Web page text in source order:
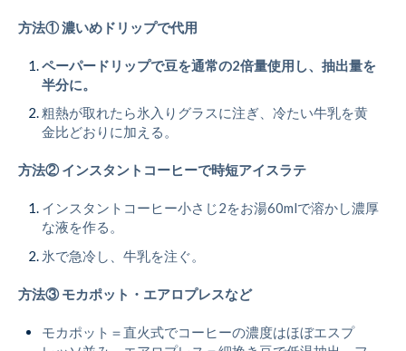
方法① 濃いめドリップで代用
ペーパードリップで豆を通常の2倍量使用し、抽出量を
半分に。
粗熱が取れたら氷入りグラスに注ぎ、冷たい牛乳を黄
金比どおりに加える。
方法② インスタントコーヒーで時短アイスラテ
インスタントコーヒー小さじ2をお湯60mlで溶かし濃厚
な液を作る。
氷で急冷し、牛乳を注ぐ。
方法③ モカポット・エアロプレスなど
モカポット＝直火式でコーヒーの濃度はほぼエスプ